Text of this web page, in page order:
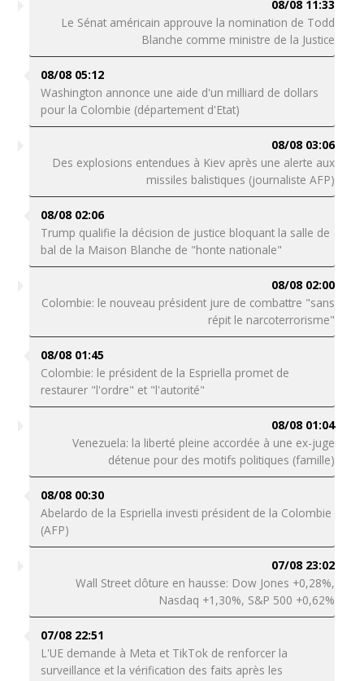
08/08 11:33
Le Sénat américain approuve la nomination de Todd
Blanche comme ministre de la Justice
08/08 05:12
Washington annonce une aide d'un milliard de dollars
pour la Colombie (département d'Etat)
08/08 03:06
Des explosions entendues à Kiev après une alerte aux
missiles balistiques (journaliste AFP)
08/08 02:06
Trump qualifie la décision de justice bloquant la salle de
bal de la Maison Blanche de "honte nationale"
08/08 02:00
Colombie: le nouveau président jure de combattre "sans
répit le narcoterrorisme"
08/08 01:45
Colombie: le président de la Espriella promet de
restaurer "l'ordre" et "l'autorité"
08/08 01:04
Venezuela: la liberté pleine accordée à une ex-juge
détenue pour des motifs politiques (famille)
08/08 00:30
Abelardo de la Espriella investi président de la Colombie
(AFP)
07/08 23:02
Wall Street clôture en hausse: Dow Jones +0,28%,
Nasdaq +1,30%, S&P 500 +0,62%
07/08 22:51
L'UE demande à Meta et TikTok de renforcer la
surveillance et la vérification des faits après les